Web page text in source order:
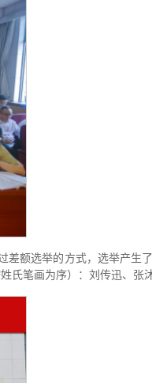
差额选举的方式，选举产生
氏笔画为序）：刘传迅、张